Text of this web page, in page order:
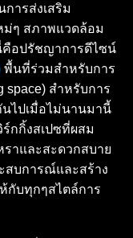
ารส่งเสริม
ม่ๆ สภาพแวดล้อม
คือปรัชญาการดีไซน์
พื้นที่ร่วมสำหรับการ
space) สำหรับการ
นไปเมื่อไม่นานมานี้
ร์กกิ้งสเปซที่ผสม
าและสะดวกสบาย
สบการณ์และสร้าง
กับทุกๆสไตล์การ